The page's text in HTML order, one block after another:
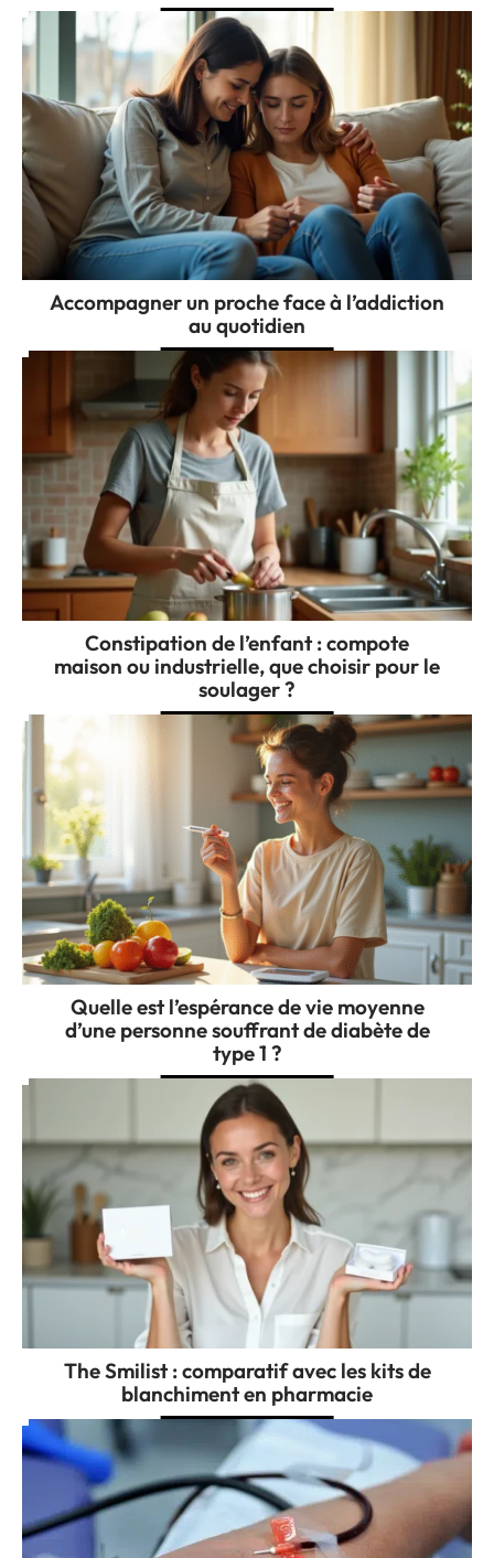
Accompagner un proche face à l’addiction
au quotidien
Constipation de l’enfant : compote
maison ou industrielle, que choisir pour le
soulager ?
Quelle est l’espérance de vie moyenne
d’une personne souffrant de diabète de
type 1 ?
The Smilist : comparatif avec les kits de
blanchiment en pharmacie